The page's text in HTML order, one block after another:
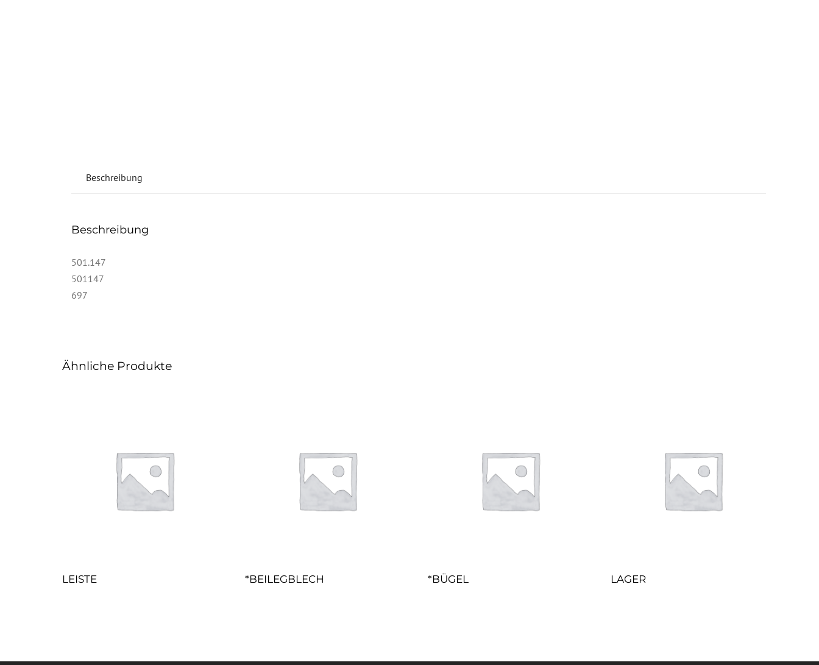
Beschreibung
Beschreibung
501.147
501147
697
Ähnliche Produkte
LEISTE *BEILEGBLECH *BÜGEL LAGER